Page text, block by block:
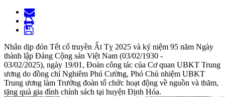
Nhân dịp đón Tết cổ truyền Ất Tỵ 2025 và kỷ niệm 95 năm Ngày
thành lập Đảng Cộng sản Việt Nam (03/02/1930 -
03/02/2025), ngày 19/01, Đoàn công tác của Cơ quan UBKT Trung
ương do đồng chí Nghiêm Phú Cường, Phó Chủ nhiệm UBKT
Trung ương làm Trưởng đoàn tổ chức hoạt động về nguồn và thăm,
tặng quà gia đình chính sách tại huyện Định Hóa.